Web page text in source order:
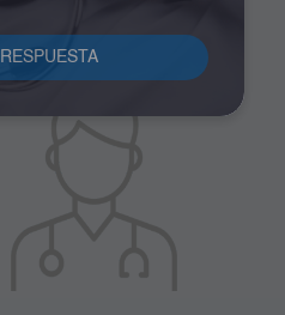
y Obstetricia